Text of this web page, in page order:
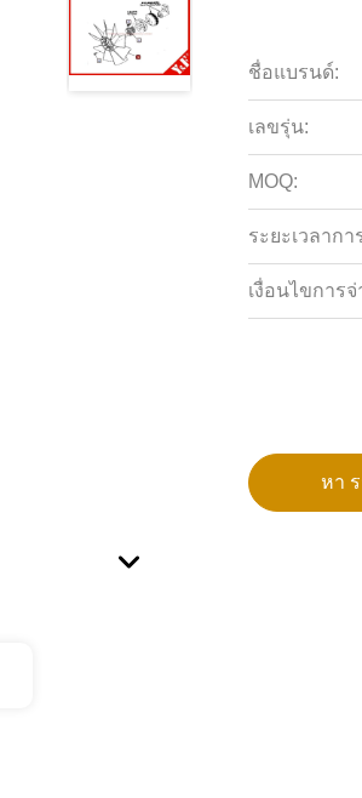
ชื่อแบรนด์:
เลขรุ่น:
MOQ:
ระยะเวลากา
เงื่อนไขการจ่
หา